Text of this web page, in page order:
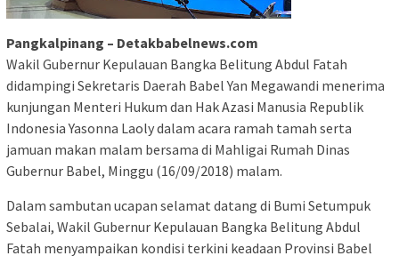
Pangkalpinang – Detakbabelnews.com
Wakil Gubernur Kepulauan Bangka Belitung Abdul Fatah
didampingi Sekretaris Daerah Babel Yan Megawandi menerima
kunjungan Menteri Hukum dan Hak Azasi Manusia Republik
Indonesia Yasonna Laoly dalam acara ramah tamah serta
jamuan makan malam bersama di Mahligai Rumah Dinas
Gubernur Babel, Minggu (16/09/2018) malam.
Dalam sambutan ucapan selamat datang di Bumi Setumpuk
Sebalai, Wakil Gubernur Kepulauan Bangka Belitung Abdul
Fatah menyampaikan kondisi terkini keadaan Provinsi Babel